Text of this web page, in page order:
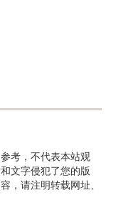
考，不代表本站观
文字侵犯了您的版
，请注明转载网址、